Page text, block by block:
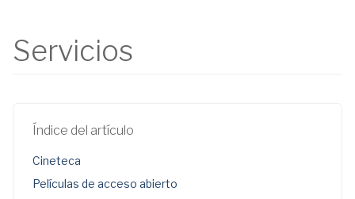
Servicios
Índice del artículo
Cineteca
Películas de acceso abierto